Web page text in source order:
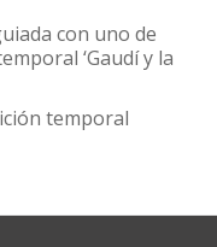
con uno de
‘Gaudí y la
temporal